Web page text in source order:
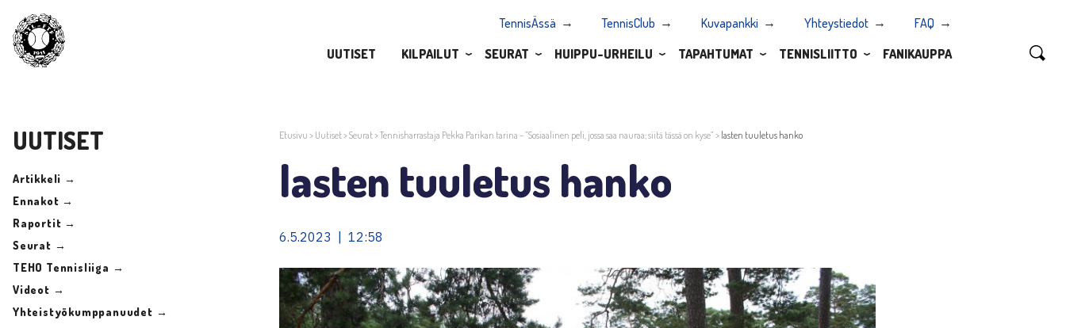
TennisÄssä TennisClub Kuvapankki Yhteystiedot
FAQ
UUTISET
KILPAILUT SEURAT HUIPPU-URHEILU TAPAHTUMAT TENNISLIITTO FANIKAUPPA
UUTISET
Artikkeli →
Ennakot →
Raportit →
Seurat →
TEHO Tennisliiga →
Videot →
Yhteistyökumppanuudet →
Etusivu > Uutiset>Seurat>Tennisharrastaja Pekka Parikan tarina – ”Sosiaalinen peli, jossa saa nauraa; siitä tässä on kyse” > lasten tuuletus hanko
lasten tuuletus hanko
6.5.2023 | 12:58